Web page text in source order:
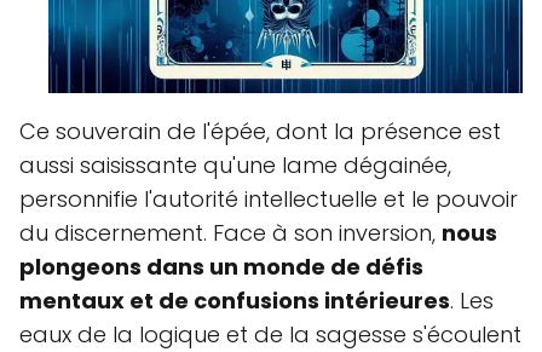
Ce souverain de l'épée, dont la présence est
aussi saisissante qu'une lame dégainée,
personnifie l'autorité intellectuelle et le pouvoir
du discernement. Face à son inversion, nous
plongeons dans un monde de défis
mentaux et de confusions intérieures. Les
eaux de la logique et de la sagesse s'écoulent